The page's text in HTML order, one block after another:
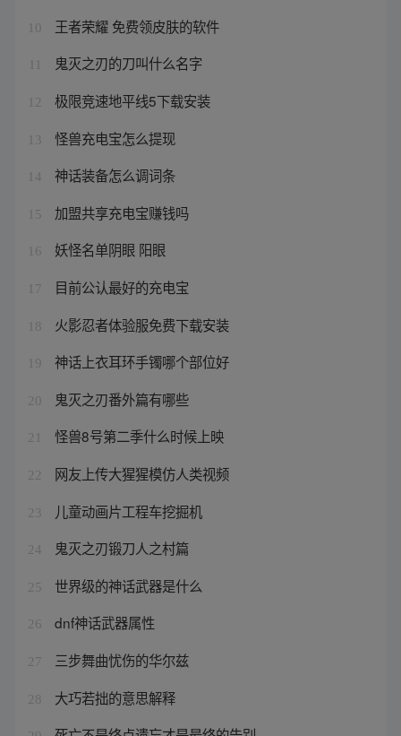
10 王者荣耀 免费领皮肤的软件
鬼灭之刃的刀叫什么名字
12 极限竞速地平线5下载安装
13 怪兽充电宝怎么提现
14 神话装备怎么调词条
15 加盟共享充电宝赚钱吗
16 妖怪名单阴眼 阳眼
17 目前公认最好的充电宝
18 火影忍者体验服免费下载安装
19 神话上衣耳环手镯哪个部位好
20 鬼灭之刃番外篇有哪些
21 怪兽8号第二季什么时候上映
22 网友上传大猩猩模仿人类视频
23 儿童动画片工程车挖掘机
24 鬼灭之刃锻刀人之村篇
25 世界级的神话武器是什么
26 dnf神话武器属性
27 三步舞曲忧伤的华尔兹
28 大巧若拙的意思解释